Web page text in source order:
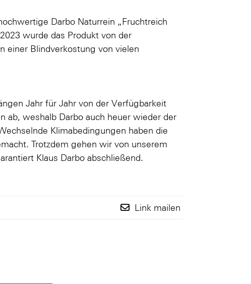
Darbo Naturrein „Fruchtreich
wurde das Produkt von der
einer Blindverkostung von vielen
Jahr für Jahr von der Verfügbarkeit
ab, weshalb Darbo auch heuer wieder der
Klimabedingungen haben die
Trotzdem gehen wir von unserem
Klaus Darbo abschließend.
Link mailen